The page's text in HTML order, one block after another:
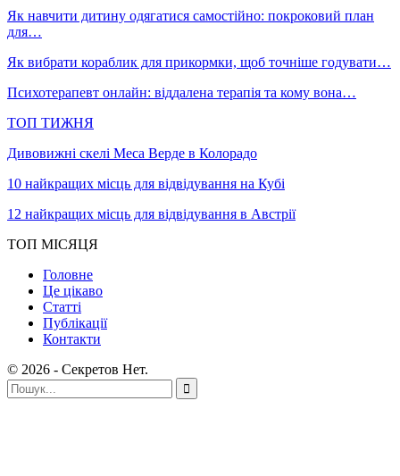
Як навчити дитину одягатися самостійно: покроковий план
для…
Як вибрати кораблик для прикормки, щоб точніше годувати…
Психотерапевт онлайн: віддалена терапія та кому вона…
ТОП ТИЖНЯ
Дивовижні скелі Меса Верде в Колорадо
10 найкращих місць для відвідування на Кубі
12 найкращих місць для відвідування в Австрії
ТОП МІСЯЦЯ
Головне
Це цікаво
Статті
Публікації
Контакти
© 2026 - Секретов Нет.